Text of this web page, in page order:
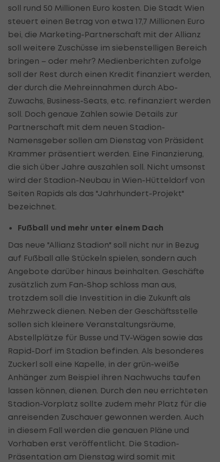
soll rund 50 Millionen Euro kosten. Die Stadt Wien
steuert einen Betrag von etwa 17,7 Millionen Euro
bei, die Marketing-Partnerschaft mit der Allianz
soll weitere Zuschüsse im siebenstelligen Bereich
bringen – oder mehr? Medienberichten zufolge
soll der Rest durch einen Kredit finanziert werden,
der durch die Mehreinnahmen durch Abo-
Zuwachs, Business-Seats, etc. refinanziert werden
soll. Doch genaue Zahlen sowie Details zur
Partnerschaft mit dem neuen Stadion-
Namensgeber sollen am Dienstag von Präsident
Krammer präsentiert werden. Eine Finanzierung,
die sich über Jahre auszahlen soll. Nicht umsonst
wird der Stadion-Neubau in Wien-Hütteldorf von
Seiten Rapids als das "Jahrhundert-Projekt"
bezeichnet.
Fußball und mehr unter einem Dach
Das neue "Allianz Stadion" soll nicht nur in Bezug
auf Fußball alle Stückeln spielen, sondern auch
Angebote darüber hinaus beinhalten. Geschäfte
zusätzlich zum Fan-Shop schloss man aus,
trotzdem soll die Investition in die Zukunft als
Mehrzweck dienen. Neben der Geschäftsstelle
sollen sich kleinere Veranstaltungsräume,
Abstellplätze für Busse und TV-Wägen sowie das
Rapid-Dorf im Stadion befinden. Als besonderes
Zuckerl soll eine Kapelle, in der grün-weiße
Anhänger zum Beispiel ihren Nachwuchs taufen
lassen können, dienen. Durch den neu errichteten
Stadion-Vorplatz sollte zudem mehr Platz für die
anreisenden Zuschauer gewonnen werden. Auch
in diesem Fall werden die genauen Pläne und
Vorhaben erst veröffentlicht. Die Stadion-
Präsentation am Dienstag wird somit mit